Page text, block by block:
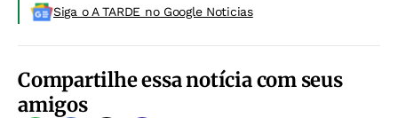
Siga o A TARDE no Google Noticias
Compartilhe essa notícia com seus
amigos